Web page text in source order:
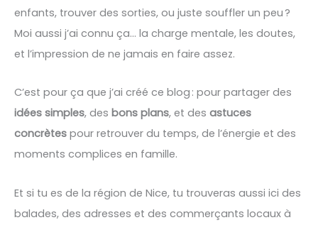
enfants, trouver des sorties, ou juste souffler un peu ?
Moi aussi j’ai connu ça… la charge mentale, les doutes,
et l’impression de ne jamais en faire assez.
C’est pour ça que j’ai créé ce blog : pour partager des
idées simples, des bons plans, et des astuces
concrètes pour retrouver du temps, de l’énergie et des
moments complices en famille.
Et si tu es de la région de Nice, tu trouveras aussi ici des
balades, des adresses et des commerçants locaux à